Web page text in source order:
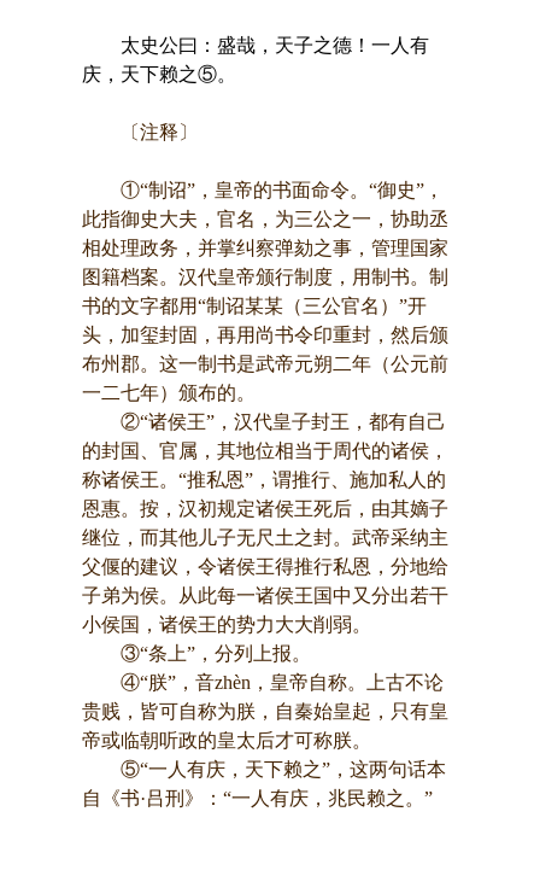
太史公曰：盛哉，天子之德！一人有
庆，天下赖之⑤。
〔注释〕
①“制诏”，皇帝的书面命令。“御史”，
此指御史大夫，官名，为三公之一，协助丞
相处理政务，并掌纠察弹劾之事，管理国家
图籍档案。汉代皇帝颁行制度，用制书。制
书的文字都用“制诏某某（三公官名）”开
头，加玺封固，再用尚书令印重封，然后颁
布州郡。这一制书是武帝元朔二年（公元前
一二七年）颁布的。
②“诸侯王”，汉代皇子封王，都有自己
的封国、官属，其地位相当于周代的诸侯，
称诸侯王。“推私恩”，谓推行、施加私人的
恩惠。按，汉初规定诸侯王死后，由其嫡子
继位，而其他儿子无尺土之封。武帝采纳主
父偃的建议，令诸侯王得推行私恩，分地给
子弟为侯。从此每一诸侯王国中又分出若干
小侯国，诸侯王的势力大大削弱。
③“条上”，分列上报。
④“朕”，音zhèn，皇帝自称。上古不论
贵贱，皆可自称为朕，自秦始皇起，只有皇
帝或临朝听政的皇太后才可称朕。
⑤“一人有庆，天下赖之”，这两句话本
自《书·吕刑》：“一人有庆，兆民赖之。”